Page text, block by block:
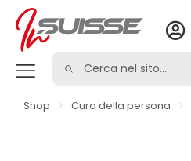
Shop > Cura della persona >